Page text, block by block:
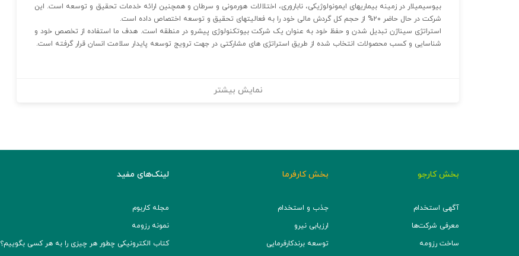
بیوسیمیلار در زمینه بیماریهای ایمونولوژیکی، ناباروری، اختلالات هورمونی و سرطان و همچنین ارائه خدمات تحقیق و توسعه است. این
شرکت در حال حاضر ۲۰% از حجم کل گردش مالی خود را به فعالیتهای تحقیق و توسعه اختصاص داده است.
استراتژی سیناژن تبدیل شدن و حفظ خود به عنوان یک شرکت بیوتکنولوژی پیشرو در منطقه است. هدف ما استفاده از تخصص خود و
شناسایی و کسب محصولات انتخاب شده از طریق استراتژی های مشارکتی در جهت ترویج توسعه پایدار سلامت انسان قرار گرفته است.
نمایش بیشتر
بخش کارجو
آگهی استخدام
معرفی شرکت‌ها
ساخت رزومه
بخش کارفرما
جذب و استخدام
ارزیابی نیرو
توسعه برند‌کارفرمایی
لینک‌های مفید
مجله کاربوم
نمونه رزومه
کتاب الکترونیکی چطور هر چیزی را به هر کسی بگوییم؟